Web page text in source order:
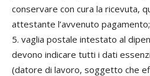
conservare con cura la ricevuta,
attestante l’avvenuto pagamento;
5. vaglia postale intestato al
devono indicare tutti i dati
(datore di lavoro, soggetto che